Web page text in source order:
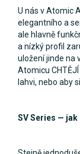
U nás v Atomic
elegantního a
ale hlavně
a nízký profil
uložení jinde na
Atomicu
lahvi, nebo aby
SV Series — jak